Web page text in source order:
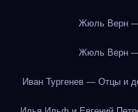
Жюль Верн —
Жюль Верн —
Иван Тургенев — Отцы и